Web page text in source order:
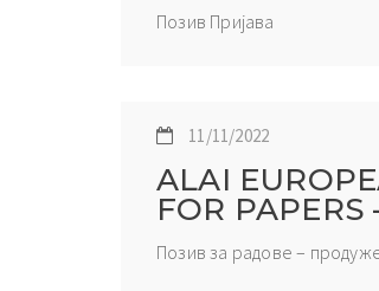
Позив Пријава
11/11/2022
ALAI
FOR PAPERS
Позив за радове –